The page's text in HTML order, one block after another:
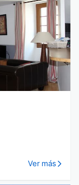
Ver más